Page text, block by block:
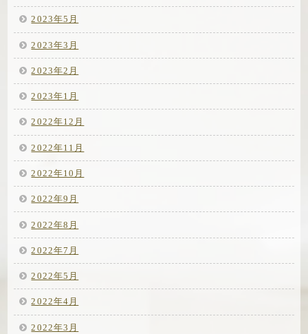
2023年5月
2023年3月
2023年2月
2023年1月
2022年12月
2022年11月
2022年10月
2022年9月
2022年8月
2022年7月
2022年5月
2022年4月
2022年3月